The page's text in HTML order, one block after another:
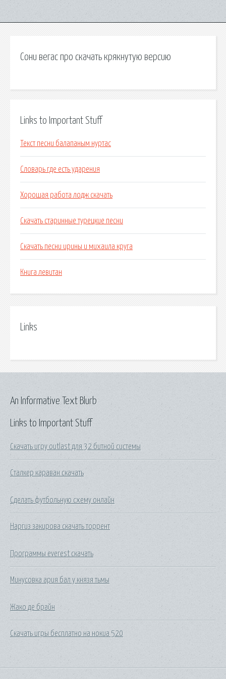
Сони вегас про скачать крякнутую версию
Links to Important Stuff
Текст песни балапаным нуртас
Словарь где есть ударения
Хорошая работа лодж скачать
Скачать старинные турецкие песни
Скачать песни ирины и михаила круга
Книга левитан
Links
Links to Important Stuff
Скачать игру outlast для 32 битной системы
Сталкер караван скачать
Сделать футбольную схему онлайн
Наргиз закирова скачать торрент
Программы everest скачать
Минусовка ария бал у князя тьмы
Жако де брайн
Скачать игры бесплатно на нокиа 520
An Informative Text Blurb